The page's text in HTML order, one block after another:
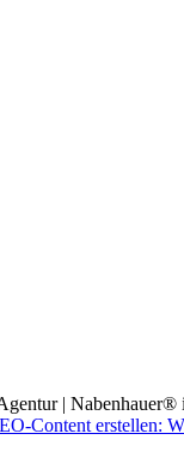
| Nabenhauer®
Content erstellen: